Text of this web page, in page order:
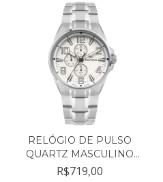
RELÓGIO DE PULSO
QUARTZ MASCULINO
TECHNO...
R$719,00